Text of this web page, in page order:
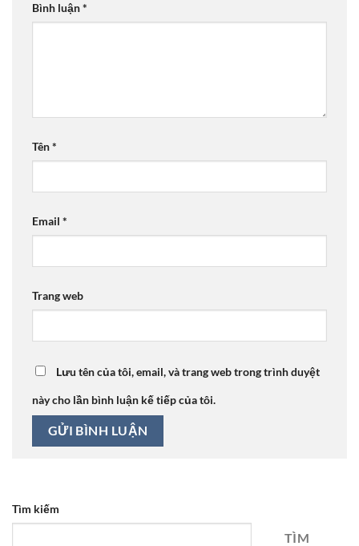
Bình luận*
Tên*
Email *
Trang web
Lưu tên của tôi, email, và trang web trong trình duyệt
này cho lần bình luận kế tiếp của tôi.
Tìm kiếm
TÌM